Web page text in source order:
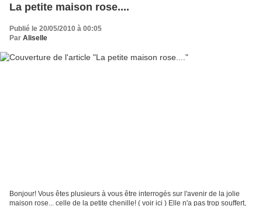
La petite maison rose....
Publié le 20/05/2010 à 00:05
Par Aliselle
Bonjour! Vous êtes plusieurs à vous être interrogés sur l'avenir de la jolie
maison rose... celle de la petite chenille! ( voir ici ) Elle n'a pas trop souffert,